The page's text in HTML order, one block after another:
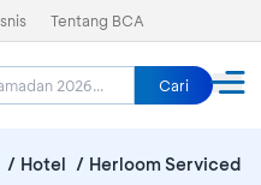
Tentang BCA
Cari
Hotel Herloom Serviced